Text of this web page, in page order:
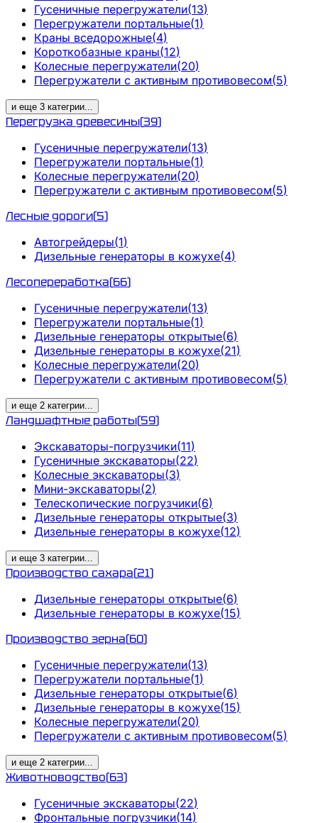
Гусеничные перегружатели(13)
Перегружатели портальные(1)
Краны вседорожные(4)
Короткобазные краны(12)
Колесные перегружатели(20)
Перегружатели с активным противовесом(5)
и еще 3 категрии...
Перегрузка древесины(39)
Гусеничные перегружатели(13)
Перегружатели портальные(1)
Колесные перегружатели(20)
Перегружатели с активным противовесом(5)
Лесные дороги(5)
Автогрейдеры(1)
Дизельные генераторы в кожухе(4)
Лесопереработка(66)
Гусеничные перегружатели(13)
Перегружатели портальные(1)
Дизельные генераторы открытые(6)
Дизельные генераторы в кожухе(21)
Колесные перегружатели(20)
Перегружатели с активным противовесом(5)
и еще 2 категрии...
Ландшафтные работы(59)
Экскаваторы-погрузчики(11)
Гусеничные экскаваторы(22)
Колесные экскаваторы(3)
Мини-экскаваторы(2)
Телескопические погрузчики(6)
Дизельные генераторы открытые(3)
Дизельные генераторы в кожухе(12)
и еще 3 категрии...
Производство сахара(21)
Дизельные генераторы открытые(6)
Дизельные генераторы в кожухе(15)
Производство зерна(60)
Гусеничные перегружатели(13)
Перегружатели портальные(1)
Дизельные генераторы открытые(6)
Дизельные генераторы в кожухе(15)
Колесные перегружатели(20)
Перегружатели с активным противовесом(5)
и еще 2 категрии...
Животноводство(63)
Гусеничные экскаваторы(22)
Фронтальные погрузчики(14)